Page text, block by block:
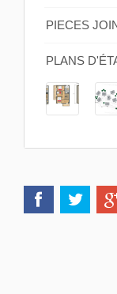
PIECES
PLANS